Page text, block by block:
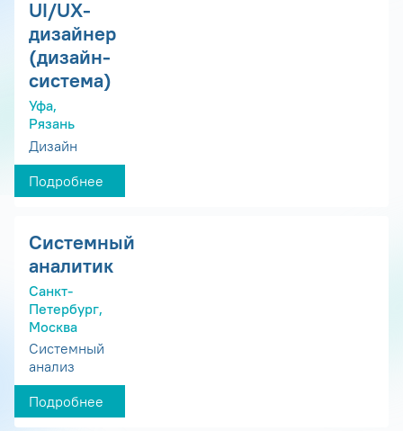
UI/UX-
дизайнер
(дизайн-
система)
Уфа,
Рязань
Дизайн
Подробнее
Системный
аналитик
Санкт-
Петербург,
Москва
Системный
анализ
Подробнее